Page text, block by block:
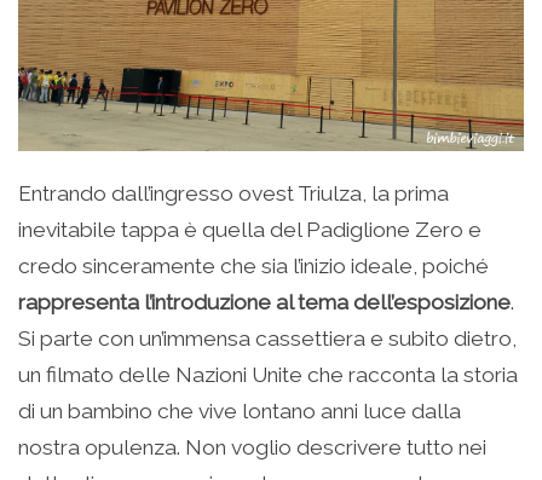
Entrando dall’ingresso ovest Triulza, la prima
inevitabile tappa è quella del Padiglione Zero e
credo sinceramente che sia l’inizio ideale, poiché
rappresenta l’introduzione al tema dell’esposizione.
Si parte con un’immensa cassettiera e subito dietro,
un filmato delle Nazioni Unite che racconta la storia
di un bambino che vive lontano anni luce dalla
nostra opulenza. Non voglio descrivere tutto nei